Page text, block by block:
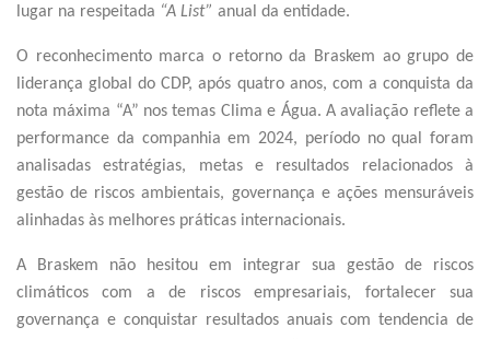
lugar na respeitada “A List” anual da entidade.
O reconhecimento marca o retorno da Braskem ao grupo de
liderança global do CDP, após quatro anos, com a conquista da
nota máxima “A” nos temas Clima e Água. A avaliação reflete a
performance da companhia em 2024, período no qual foram
analisadas estratégias, metas e resultados relacionados à
gestão de riscos ambientais, governança e ações mensuráveis
alinhadas às melhores práticas internacionais.
A Braskem não hesitou em integrar sua gestão de riscos
climáticos com a de riscos empresariais, fortalecer sua
governança e conquistar resultados anuais com tendencia de